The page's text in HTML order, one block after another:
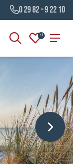
0 29 82 – 9 22 10
0